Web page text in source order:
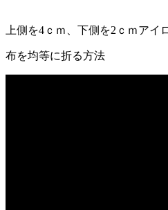
上側を4ｃｍ、下側を2ｃｍアイ
布を均等に折る方法